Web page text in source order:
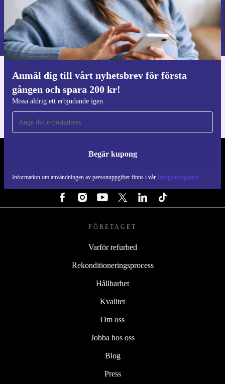
Anmäl dig till vårt nyhetsbrev för första
gången och spara 200 kr!
Missa aldrig ett erbjudande igen
Begär kupong
Information om användningen av personuppgifter finns i vår Integritetspolicy
Begär kupong
Information om användningen av personuppgifter finns i vår
Integritetspolicy
Ladda ner refurbed appen
För iOS och Android
REFURBED SVERIGE - RETHINK NEW.
FÖLJ OSS
FÖRETAGET
Varför refurbed
Rekonditioneringsprocess
Hållbarhet
Kvalitet
Om oss
Jobba hos oss
Blog
Press